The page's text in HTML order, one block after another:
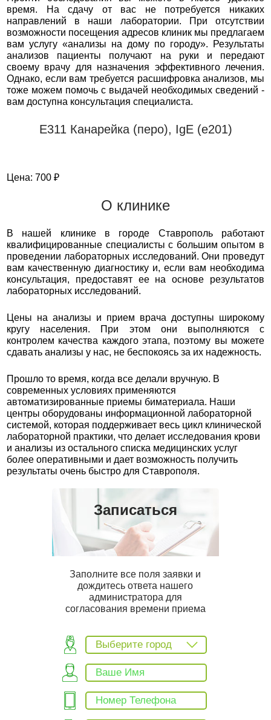
время. На сдачу от вас не потребуется никаких
направлений в наши лаборатории. При отсутствии
возможности посещения адресов клиник мы предлагаем
вам услугу «анализы на дому по городу». Результаты
анализов пациенты получают на руки и передают
своему врачу для назначения эффективного лечения.
Однако, если вам требуется расшифровка анализов, мы
тоже можем помочь с выдачей необходимых сведений -
вам доступна консультация специалиста.
Е311 Канарейка (перо), IgE (е201)
Цена: 700 ₽
О клинике
В нашей клинике в городе Ставрополь работают
квалифицированные специалисты с большим опытом в
проведении лабораторных исследований. Они проведут
вам качественную диагностику и, если вам необходима
консультация, предоставят ее на основе результатов
лабораторных исследований.
Цены на анализы и прием врача доступны широкому
кругу населения. При этом они выполняются с
контролем качества каждого этапа, поэтому вы можете
сдавать анализы у нас, не беспокоясь за их надежность.
Прошло то время, когда все делали вручную. В
современных условиях применяются
автоматизированные приемы биматериала. Наши
центры оборудованы информационной лабораторной
системой, которая поддерживает весь цикл клинической
лабораторной практики, что делает исследования крови
и анализы из остального списка медицинских услуг
более оперативными и дает возможность получить
результаты очень быстро для Ставрополя.
Записаться
Заполните все поля заявки и
дождитесь ответа нашего
администратора для
согласования времени приема
Выберите город